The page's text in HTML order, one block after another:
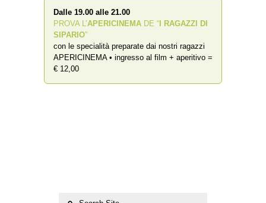
Dalle 19.00 alle 21.00
PROVA L’APERICINEMA DE “ I RAGAZZI DI
SIPARIO”
con le specialità preparate dai nostri ragazzi
APERICINEMA • ingresso al film + aperitivo =
€ 12,00